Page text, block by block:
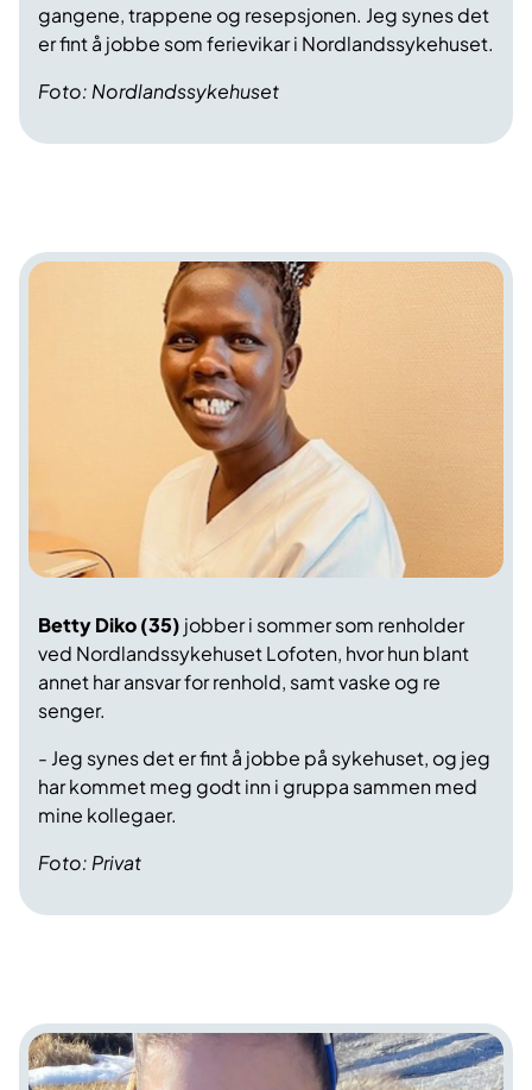
Foto: Nordlandssykehuset
gangene, trappene og resepsjonen. Jeg synes det
er fint å jobbe som ferievikar i Nordlandssykehuset.
Foto: Privat
Betty Diko (35) jobber i sommer som renholder
ved Nordlandssykehuset Lofoten, hvor hun blant
annet har ansvar for renhold, samt vaske og re
senger.
- Jeg synes det er fint å jobbe på sykehuset, og jeg
har kommet meg godt inn i gruppa sammen med
mine kollegaer.